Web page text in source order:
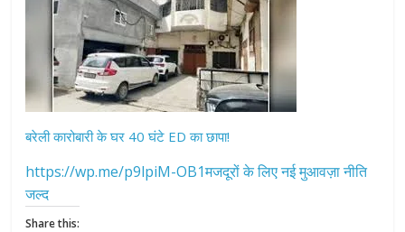
बरेली कारोबारी के घर 40 घंटे ED का छापा!
https://wp.me/p9lpiM-OB1मजदूरों के लिए नई मुआवज़ा नीति
जल्द
Share this: